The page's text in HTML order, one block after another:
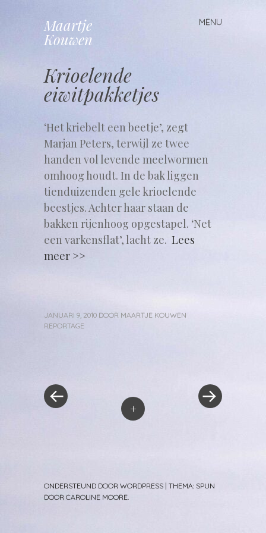
Maartje
Kouwen
MENU
Spring
naar
Krioelende
eiwitpakketjes
‘Het kriebelt een beetje’, zegt
Marjan Peters, terwijl ze twee
handen vol levende meelwormen
omhoog houdt. In de bak liggen
tienduizenden gele krioelende
beestjes. Achter haar staan de
bakken rijenhoog opgestapel. ‘Net
een varkensflat’, lacht ze. Lees
meer >>
JANUARI 9, 2010 DOOR MAARTJE KOUWEN
REPORTAGE
+
ONDERSTEUND DOOR WORDPRESS | THEMA: SPUN
DOOR CAROLINE MOORE